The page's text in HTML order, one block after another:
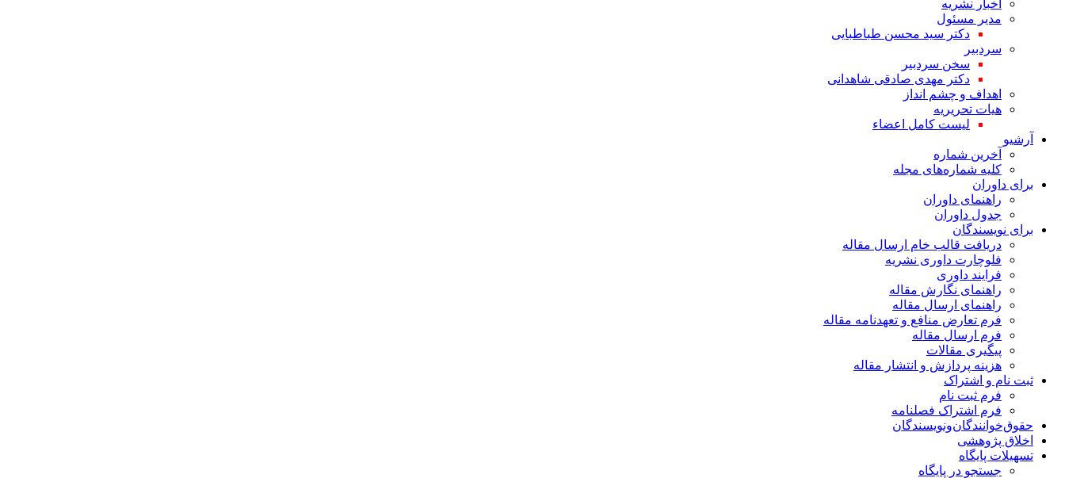
اخبار نشریه
مدیر مسئول
دکتر سید محسن طباطبایی
سردبیر
سخن سردبیر
دکتر مهدی صادقی شاهدانی
اهداف و چشم انداز
هیات تحریریه
لیست کامل اعضاء
آرشیو
آخرین شماره
کلیه شماره‌های مجله
برای داوران
راهنمای داوران
جدول داوران
برای نویسندگان
دریافت قالب خام ارسال مقاله
فلوچارت داوری نشریه
فرایند داوری
راهنمای نگارش مقاله
راهنمای ارسال مقاله
فرم تعارض منافع و تعهدنامه مقاله
فرم ارسال مقاله
پیگیری مقالات
هزینه پردازش و انتشار مقاله
ثبت نام و اشتراک
فرم ثبت نام
فرم اشتراک فصلنامه
حقوق‌خوانندگان‌و‌نویسندگان
اخلاق پژوهشی
تسهیلات پایگاه
جستجو در پایگاه